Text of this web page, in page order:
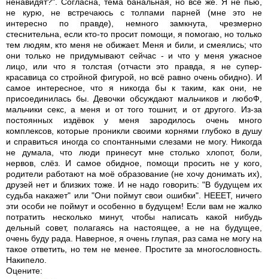
не курю, не встречаюсь с толпами парней (мне это не
интересно по правде), немного замкнута, чрезмерно
стеснительна, если кто-то просит помощи, я помогаю, но только
тем людям, кто меня не обижает. Меня и били, и смеялись; что
они только не придумывают сейчас - и что у меня ужасное
лицо, или что я толстая (отчасти это правда, я не супер-
красавица со стройной фигурой, но всё равно очень обидно). И
самое интересное, что я никогда бы к таким, как они, не
присоединилась бы. Девочки обсуждают мальчиков и любоФ,
мальчики секс, а меня и от того тошнит, и от другого. Из-за
постоянных издёвок у меня зародилось очень много
комплексов, которые проникли своими корнями глубоко в душу
и справиться иногда со спонтанными слезами не могу. Никогда
не думала, что люди принесут мне столько хлопот, боли,
нервов, слёз. И самое обидное, помощи просить не у кого,
родители работают на моё образование (не хочу донимать их),
друзей нет и близких тоже. И не надо говорить: "В будущем их
судьба накажет" или "Они поймут свои ошибки". НЕЕЕТ, ничего
эти особи не поймут и особенно в будущем! Если вам не жалко
потратить несколько минут, чтобы написать какой нибудь
дельный совет, полагаясь на настоящее, а не на будущее,
очень буду рада. Наверное, я очень глупая, раз сама не могу на
такое ответить, но тем не менее. Простите за многословность.
Накипело.
Оцените: